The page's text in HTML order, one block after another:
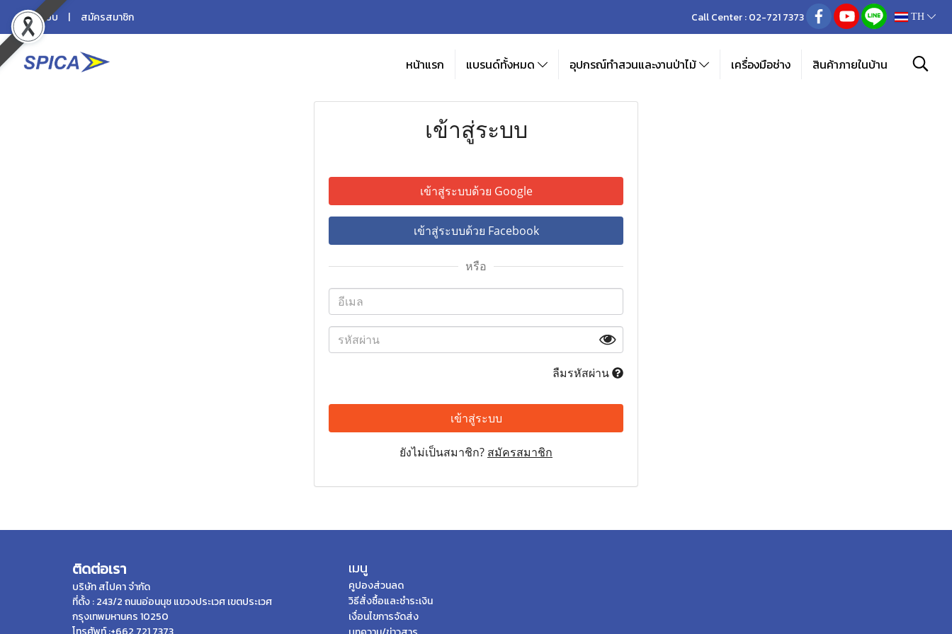
เข้าสู่ระบบ สมัครสมาชิก Call Center :02-721 7373 TH
หน้าแรก แบรนด์ทั้งหมด อุปกรณ์ทำสวนและงานป่าไม้ เครื่องมือช่าง สินค้าภายในบ้าน
เข้าสู่ระบบ
เข้าสู่ระบบด้วย Google
เข้าสู่ระบบด้วย Facebook
หรือ
ลืมรหัสผ่าน
เข้าสู่ระบบ
ยังไม่เป็นสมาชิก? สมัครสมาชิก
ติดต่อเรา
บริษัท สไปคา จำกัด
ที่ตั้ง : 243/2 ถนนอ่อนนุช แขวงประเวศ เขตประเวศ
กรุงเทพมหานคร 10250
เมนู
คูปองส่วนลด
วิธีสั่งซื้อและชำระเงิน
เงื่อนไขการจัดส่ง